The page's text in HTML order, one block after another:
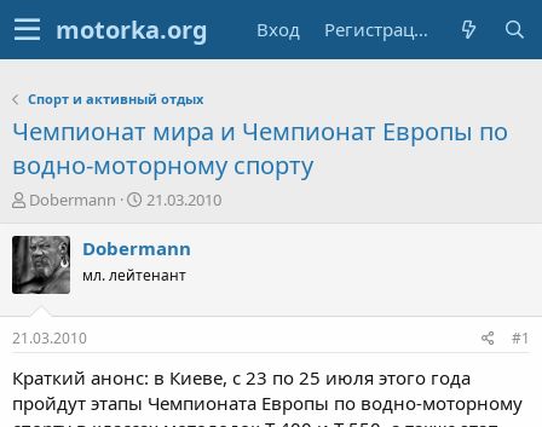
Вход Регистрация
Спорт и активный отдых
Чемпионат мира и Чемпионат Европы по
водно-моторному спорту
А
т
о
р
е
м
ы
Dobermann
Д
т
н
л
а
21.03.2010
Dobermann
мл. лейтенант
21.03.2010 #1
Краткий анонс: в Киеве, с 23 по 25 июля этого года
пройдут этапы Чемпионата Европы по водно-моторному